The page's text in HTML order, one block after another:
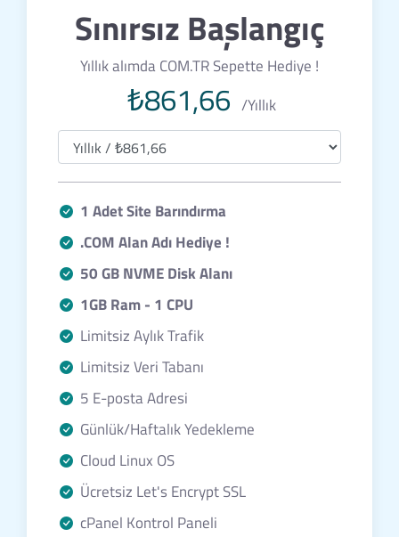
Sınırsız Başlangıç
Yıllık alımda COM.TR Sepette Hediye !
₺861,66 /Yıllık
1 Adet Site Barındırma
.COM Alan Adı Hediye !
50 GB NVME Disk Alanı
1GB Ram - 1 CPU
Limitsiz Aylık Trafik
Limitsiz Veri Tabanı
5 E-posta Adresi
Günlük/Haftalık Yedekleme
Cloud Linux OS
Ücretsiz Let's Encrypt SSL
cPanel Kontrol Paneli